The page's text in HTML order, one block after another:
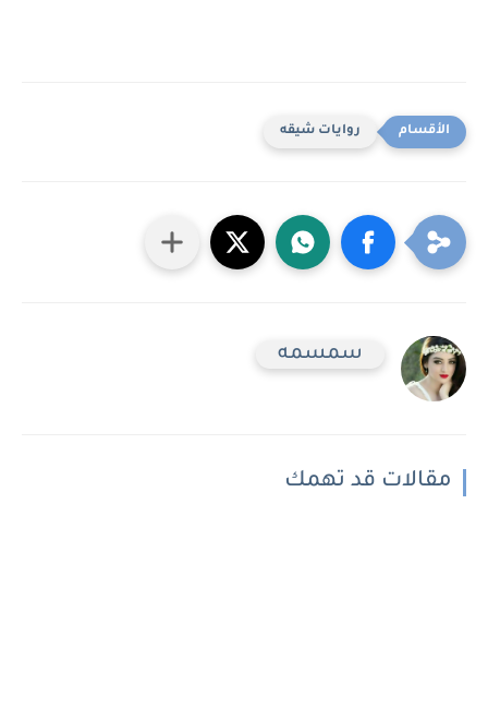
روايات شيقه
سمسمه
مقالات قد تهمك